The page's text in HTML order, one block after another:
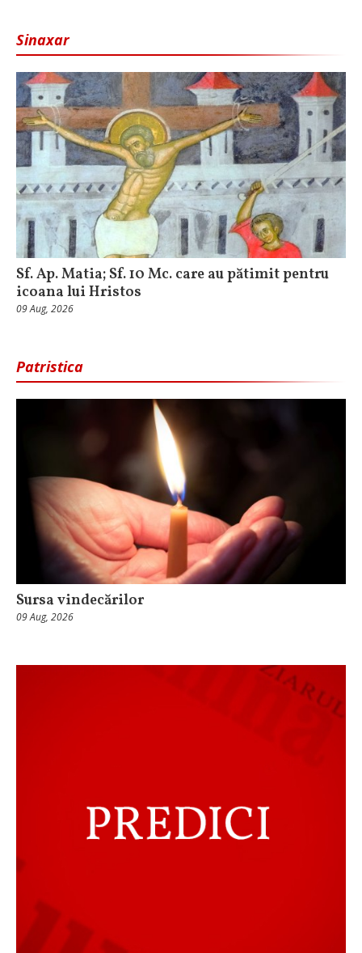
Sinaxar
Sf. Ap. Matia; Sf. 10 Mc. care au pătimit pentru
icoana lui Hristos
09 Aug, 2026
Patristica
Sursa vindecărilor
09 Aug, 2026